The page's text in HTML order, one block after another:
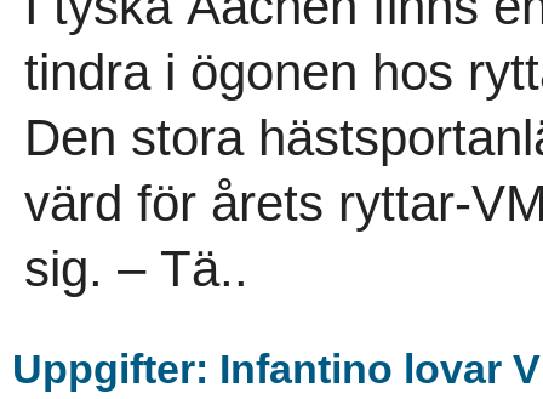
tindra i ögonen hos
Den stora
värd för årets ryttar-
sig. – Tä..
Uppgifter: Infantino lovar